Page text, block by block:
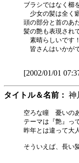
ブラシではなく櫛
少女の髪は全く
頭の部分と首のあ
髪の艶も表現され
素晴らしいです
皆さんはいかが
[2002/01/01
タイトル＆名前：
空ろな瞳　憂いの
テーマは『艶』っ
昨年とは違って大
そういえば、長い